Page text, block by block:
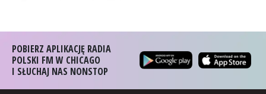
POBIERZ APLIKACJĘ RADIA
POLSKI FM W CHICAGO
I SŁUCHAJ NAS NONSTOP